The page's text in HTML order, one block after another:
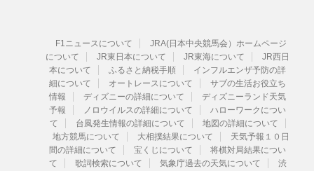
F1ニュースについて
JRA(日本中央競馬会）ホームページ
について
JR東日本について JR東海について
JR西日
本について
ふるさと納税手順
インフルエンザ予防の詳
細について
オートレースについて
サブの生活お役立ち
情報
ディズニーの詳細について
ディズニーランド天気
予報
ノロウイルスの詳細について
ハローワークについ
て
台風発生情報の詳細について
地図の詳細について
地方競馬について
大相撲結果について
天気予報１０日
間の詳細について
宝くじについて
将棋対局結果につい
て
歌詞検索について 気象庁過去の天気について 渋